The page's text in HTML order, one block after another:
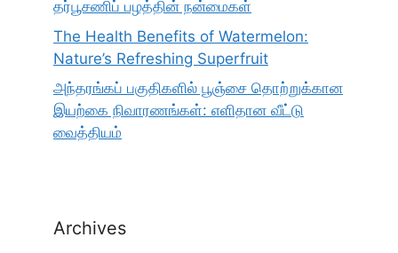
தர்பூசணிப் பழத்தின் நன்மைகள்
The Health Benefits of Watermelon:
Nature’s Refreshing Superfruit
அந்தரங்கப் பகுதிகளில் பூஞ்சை தொற்றுக்கான
இயற்கை நிவாரணங்கள்: எளிதான வீட்டு
வைத்தியம்
Archives